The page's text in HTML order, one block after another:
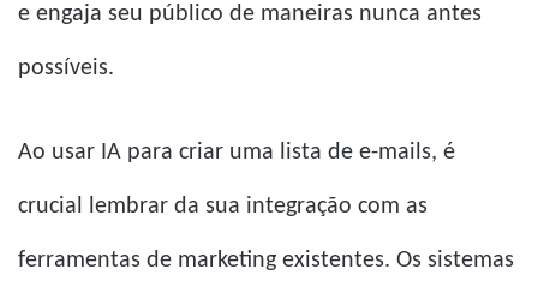
e engaja seu público de maneiras nunca antes
possíveis.
Ao usar IA para criar uma lista de e-mails, é
crucial lembrar da sua integração com as
ferramentas de marketing existentes. Os sistemas